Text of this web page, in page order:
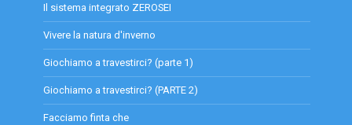
Il sistema integrato ZEROSEI
Vivere la natura d'inverno
Giochiamo a travestirci? (parte 1)
Giochiamo a travestirci? (PARTE 2)
Facciamo finta che